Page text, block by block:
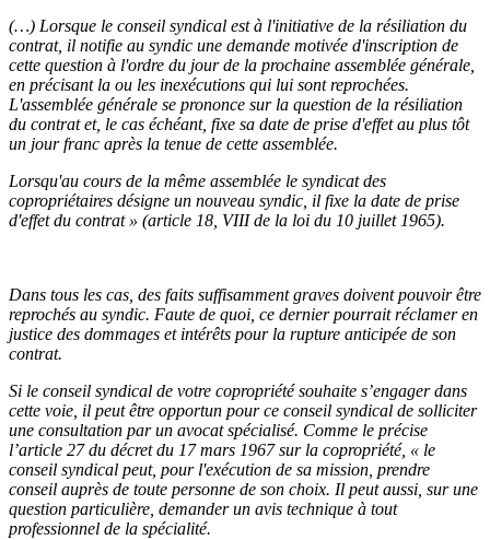
(…) Lorsque le conseil syndical est à l'initiative de la résiliation du
contrat, il notifie au syndic une demande motivée d'inscription de
cette question à l'ordre du jour de la prochaine assemblée générale,
en précisant la ou les inexécutions qui lui sont reprochées.
L'assemblée générale se prononce sur la question de la résiliation
du contrat et, le cas échéant, fixe sa date de prise d'effet au plus tôt
un jour franc après la tenue de cette assemblée.
Lorsqu'au cours de la même assemblée le syndicat des
copropriétaires désigne un nouveau syndic, il fixe la date de prise
d'effet du contrat » (article 18, VIII de la loi du 10 juillet 1965).
Dans tous les cas, des faits suffisamment graves doivent pouvoir être
reprochés au syndic. Faute de quoi, ce dernier pourrait réclamer en
justice des dommages et intérêts pour la rupture anticipée de son
contrat.
Si le conseil syndical de votre copropriété souhaite s’engager dans
cette voie, il peut être opportun pour ce conseil syndical de solliciter
une consultation par un avocat spécialisé. Comme le précise
l’article 27 du décret du 17 mars 1967 sur la copropriété, « le
conseil syndical peut, pour l'exécution de sa mission, prendre
conseil auprès de toute personne de son choix. Il peut aussi, sur une
question particulière, demander un avis technique à tout
professionnel de la spécialité.